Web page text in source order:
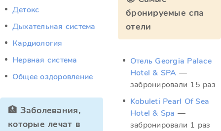
Детокс
Дыхательная система
Кардиология
Нервная система
Общее оздоровление
🏥 Заболевания,
которые лечат в
бронируемые спа
отели
Отель Georgia Palace
Hotel & SPA —
забронировали 15 раз
Kobuleti Pearl Of Sea
Hotel & Spa —
забронировали 1 раз